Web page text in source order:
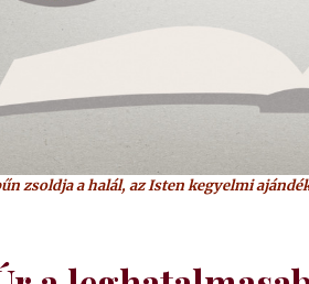
zsoldja a halál, az Isten kegyelmi